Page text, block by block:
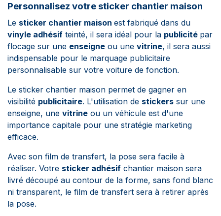
Personnalisez votre sticker chantier maison
Le sticker chantier maison est fabriqué dans du
vinyle adhésif teinté, il sera idéal pour la publicité par
flocage sur une enseigne ou une vitrine, il sera aussi
indispensable pour le marquage publicitaire
personnalisable sur votre voiture de fonction.
Le sticker chantier maison permet de gagner en
visibilité publicitaire. L'utilisation de stickers sur une
enseigne, une vitrine ou un véhicule est d'une
importance capitale pour une stratégie marketing
efficace.
Avec son film de transfert, la pose sera facile à
réaliser. Votre sticker adhésif chantier maison sera
livré découpé au contour de la forme, sans fond blanc
ni transparent, le film de transfert sera à retirer après
la pose.